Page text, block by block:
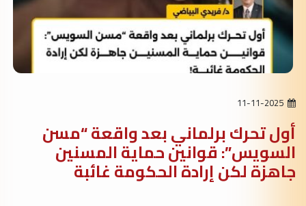
أول تحرك برلماني بعد واقعة “مسن
السويس”: قوانين حماية المسنين
جاهزة لكن إرادة الحكومة غائبة